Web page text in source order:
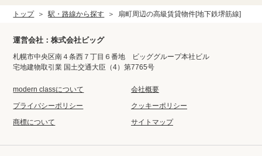
トップ 駅・路線から探す 扇町周辺の高級賃貸物件[地下鉄堺筋線]
運営会社：株式会社ビッグ
札幌市中央区南４条西７丁目６番地 ビッググループ本社ビル
宅地建物取引業 国土交通大臣（4）第7765号
modern classについて
会社概要
プライバシーポリシー
クッキーポリシー
商標について
サイトマップ